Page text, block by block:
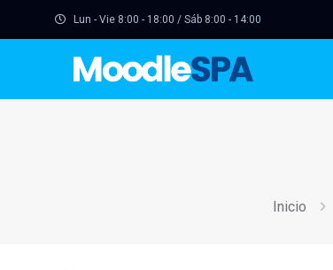
Lun - Vie 8:00 - 18:00 / Sáb 8:00 - 14:00
Inicio